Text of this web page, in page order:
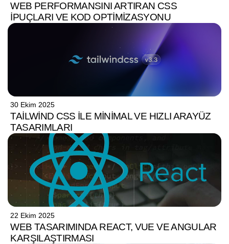
WEB PERFORMANSINI ARTIRAN CSS
İPUÇLARI VE KOD OPTIMIZASYONU
30 Ekim 2025
TAILWIND CSS ILE MINIMAL VE HIZLI ARAYÜZ
TASARIMLARI
22 Ekim 2025
WEB TASARIMINDA REACT, VUE VE ANGULAR
KARŞILAŞTIRMASI